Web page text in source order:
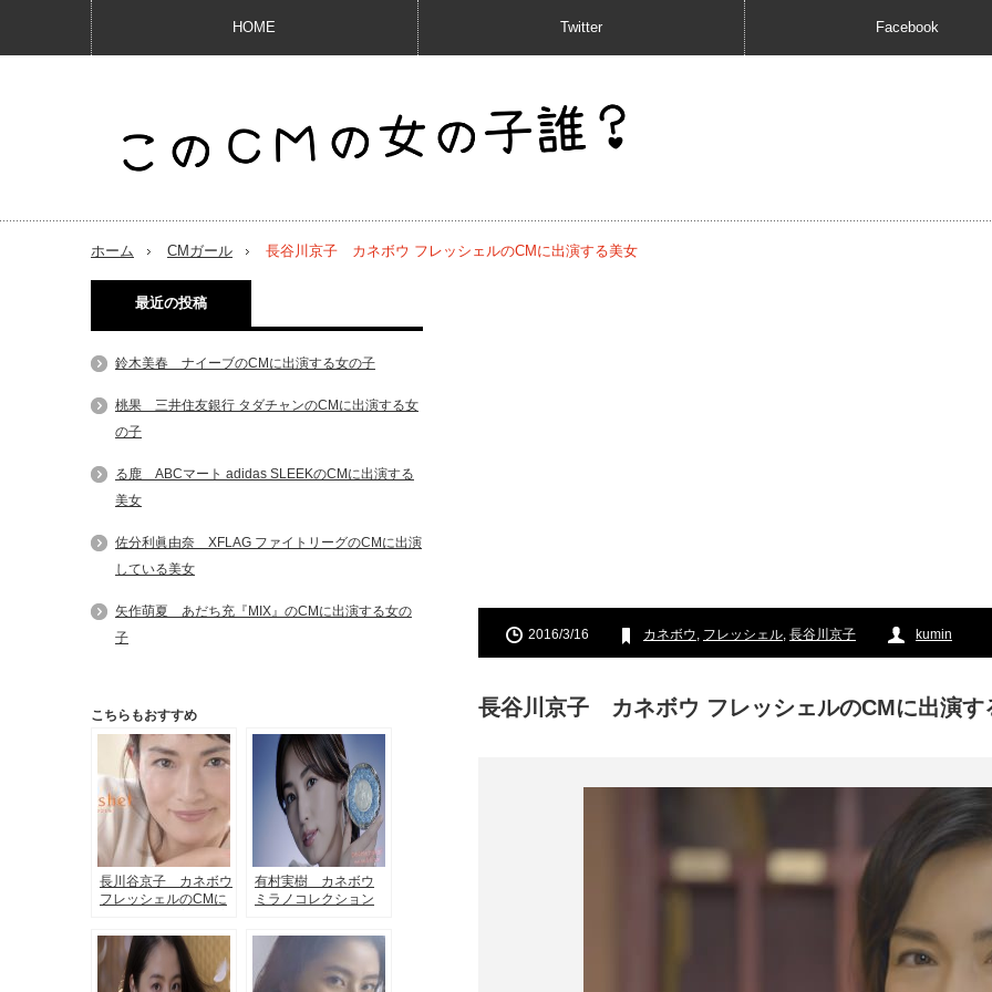
HOME Twitter Facebook
ホーム CMガール 長谷川京子 カネボウ フレッシェルのCMに出演する美女
2016/3/16 カネボウ, フレッシェル, 長谷川京子 kumin
長谷川京子 カネボウ フレッシェルのCMに出演す
最近の投稿
鈴木美春 ナイーブのCMに出演する女の子
桃果 三井住友銀行 タダチャンのCMに出演する女
の子
る鹿 ABCマート adidas SLEEKのCMに出演する
美女
佐分利眞由奈 XFLAG ファイトリーグのCMに出演
している美女
矢作萌夏 あだち充『MIX』のCMに出演する女の
子
こちらもおすすめ
長川谷京子 カネボウ
フレッシェルのCMに
女
有村実樹 カネボウ
ミラノコレクション
いる美女